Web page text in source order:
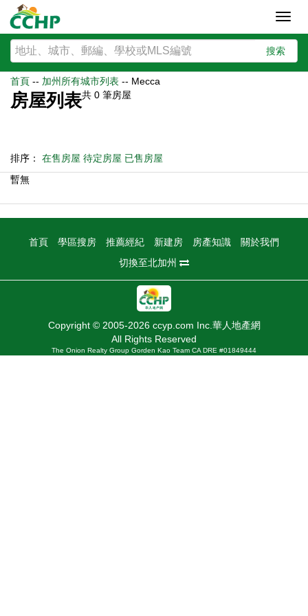
搜索
首頁 -- 加州所有城市列表 -- Mecca
房屋列表共 0 筆房屋
排序： 在售房屋 待定房屋 已售房屋
暫無
首頁 學區搜房 推薦經紀 新建房 房產知識
關於我們
切換至北加州
Copyright © 2005-2026 ccyp.com Inc.華人地產網
All Rights Reserved
The Onion Realty Group Gorden Kao Team CA DRE #01849444